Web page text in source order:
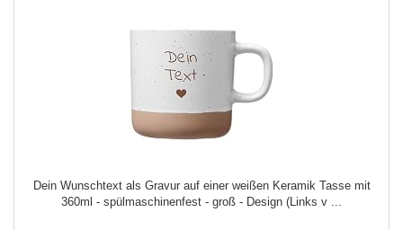
Dein Wunschtext als Gravur auf einer weißen Keramik Tasse mit
360ml - spülmaschinenfest - groß - Design (Links v ...